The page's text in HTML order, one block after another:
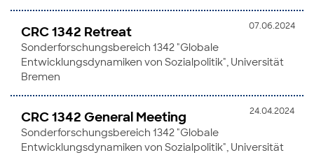
07.06.2024
CRC 1342 Retreat
Sonderforschungsbereich 1342 "Globale
Entwicklungsdynamiken von Sozialpolitik", Universität
Bremen
24.04.2024
CRC 1342 General Meeting
Sonderforschungsbereich 1342 "Globale
Entwicklungsdynamiken von Sozialpolitik", Universität